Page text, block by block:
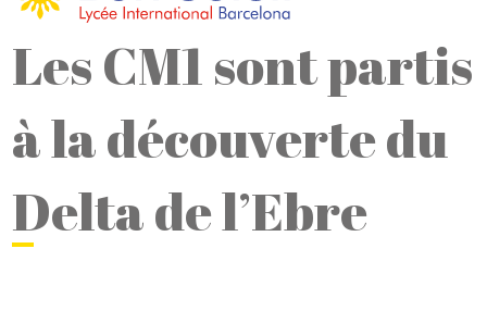
Les CM1 sont partis
à la découverte du
Delta de l’Ebre